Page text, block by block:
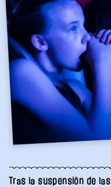
Tras la suspensión de